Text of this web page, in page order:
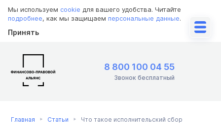
Мы используем cookie для вашего удобства. Читайте
подробнее, как мы защищаем персональные данные.
Принять
8 800 100 04 55
Звонок бесплатный
Главная Статьи Что такое исполнительский сбор